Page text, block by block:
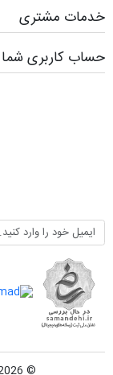
خدمات مشتری
حساب کاربری شما
© 2026 Mark Star. همه حقوق محفوظ است.